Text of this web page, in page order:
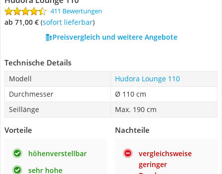
411 Bewertungen
ab 71,00 € ( Sofort lieferbar)
Preisvergleich und weitere Angebote
Technische Details
Modell
Hudora Lounge 110
Durchmesser
Ø 110 cm
Seillänge
Max. 190 cm
Vorteile
höhenverstellbar
sehr hohe
Nachteile
vergleichsweise
geringer